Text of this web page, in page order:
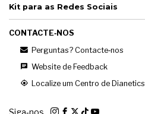
Kit para as Redes Sociais
CONTACTE‑NOS
Perguntas? Contacte‑nos
Website de Feedback
Localize um Centro de Dianetics
Siga‑nos